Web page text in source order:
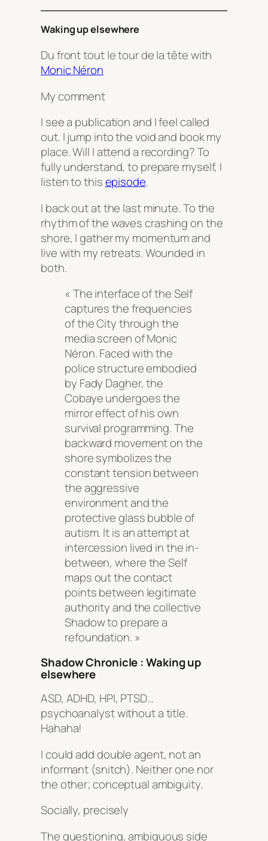
Waking up elsewhere
Du front tout le tour de la têtewith
Monic Néron
My comment
I see a publication and I feel called
out. I jump into the void and book my
place. Will I attend a recording? To
fully understand, to prepare myself, I
listen to thisepisode.
I back out at the last minute. To the
rhythm of the waves crashing on the
shore, I gather my momentum and
live with my retreats. Wounded in
both.
« The interface of the Self
captures the frequencies
of the City through the
media screen of Monic
Néron. Faced with the
police structure embodied
by Fady Dagher, the
Cobaye undergoes the
mirror effect of his own
survival programming. The
backward movement on the
shore symbolizes the
constant tension between
the aggressive
environment and the
protective glass bubble of
autism. It is an attempt at
intercession lived in the in-
between, where the Self
maps out the contact
points between legitimate
authority and the collective
Shadow to prepare a
refoundation. »
Shadow Chronicle : Waking up
elsewhere
ASD, ADHD, HPI, PTSD…
psychoanalyst without a title.
Hahaha!
I could add double agent, not an
informant (snitch). Neither one nor
the other; conceptual ambiguity.
Socially, precisely
The questioning, ambiguous side